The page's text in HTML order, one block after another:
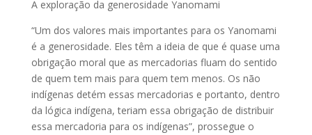
A exploração da generosidade Yanomami
“Um dos valores mais importantes para os Yanomami
é a generosidade. Eles têm a ideia de que é quase uma
obrigação moral que as mercadorias fluam do sentido
de quem tem mais para quem tem menos. Os não
indígenas detém essas mercadorias e portanto, dentro
da lógica indígena, teriam essa obrigação de distribuir
essa mercadoria para os indígenas”, prossegue o